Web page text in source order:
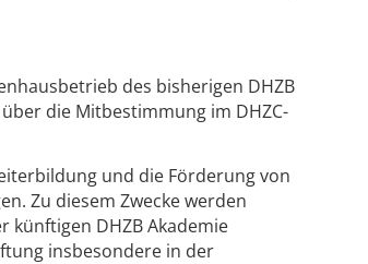
des bisherigen DHZB
die Mitbestimmung im DHZC-
und die Förderung von
Zu diesem Zwecke werden
künftigen DHZB Akademie
insbesondere in der